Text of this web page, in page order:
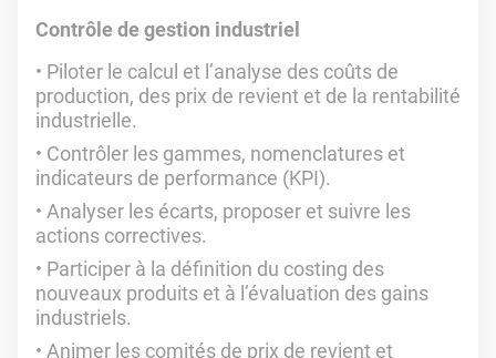
Contrôle de gestion industriel
Piloter le calcul et l’analyse des coûts de
production, des prix de revient et de la rentabilité
industrielle.
Contrôler les gammes, nomenclatures et
indicateurs de performance (KPI).
Analyser les écarts, proposer et suivre les
actions correctives.
Participer à la définition du costing des
nouveaux produits et à l’évaluation des gains
industriels.
Animer les comités de prix de revient et